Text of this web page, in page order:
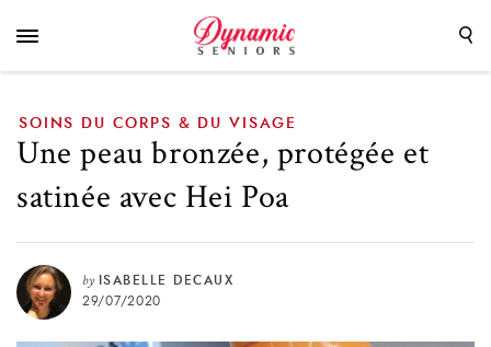
Poa
SOINS DU CORPS & DU VISAGE
Une peau bronzée, protégée et
satinée avec Hei Poa
by ISABELLE DECAUX
29/07/2020